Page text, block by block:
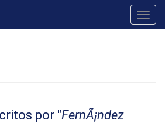
por "FernÃ¡ndez